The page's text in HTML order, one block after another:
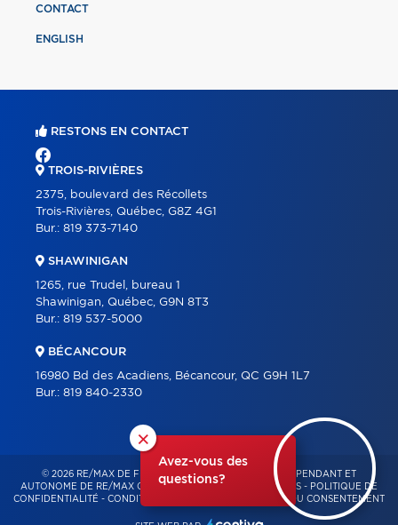
×
Avez-vous des
questions?
CONTACT
ENGLISH
RESTONS EN CONTACT
TROIS-RIVIÈRES
2375, boulevard des Récollets
Trois-Rivières, Québec, G8Z 4G1
Bur.: 819 373-7140
SHAWINIGAN
1265, rue Trudel, bureau 1
Shawinigan, Québec, G9N 8T3
Bur.: 819 537-5000
BÉCANCOUR
16980 Bd des Acadiens, Bécancour, QC G9H 1L7
Bur.: 819 840-2330
© 2026 RE/MAX DE FRANCHEVILLE – FRANCHISÉ INDÉPENDANT ET
AUTONOME DE RE/MAX QUÉBEC – TOUS DROITS RÉSERVÉS - POLITIQUE DE
CONFIDENTIALITÉ - CONDITIONS D'UTILISATION GESTION DU CONSENTEMENT